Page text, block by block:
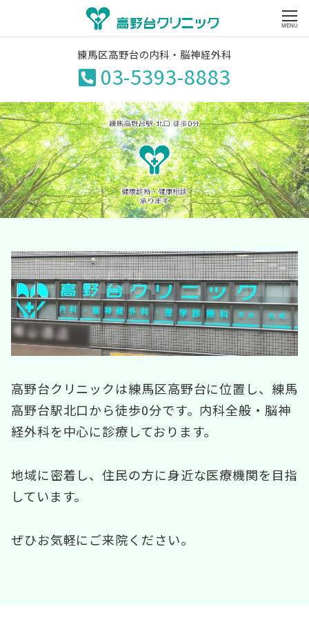
MENU
練馬区高野台の内科・脳神経外科
03-5393-8883
高野台クリニックは練馬区高野台に位置し、練馬
高野台駅北口から徒歩0分です。内科全般・脳神
経外科を中心に診療しております。
地域に密着し、住民の方に身近な医療機関を目指
しています。
ぜひお気軽にご来院ください。